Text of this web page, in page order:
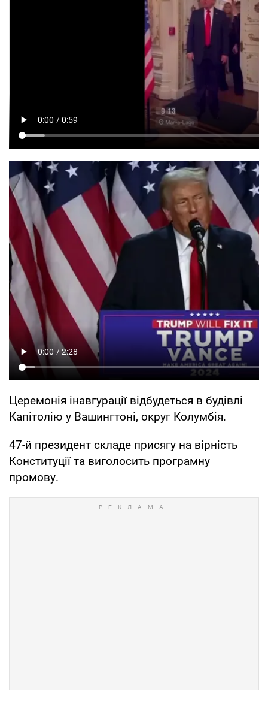
Церемонія інавгурації відбудеться в будівлі
Капітолію у Вашингтоні, округ Колумбія.
47-й президент складе присягу на вірність
Конституції та виголосить програмну
промову.